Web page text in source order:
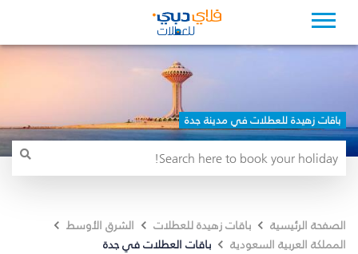
باقات زهيدة للعطلات في مدينة جدة
الصفحة الرئيسية باقات زهيدة للعطلات
الشرق الأوسط
المملكة العربية السعودية
باقات العطلات في جدة